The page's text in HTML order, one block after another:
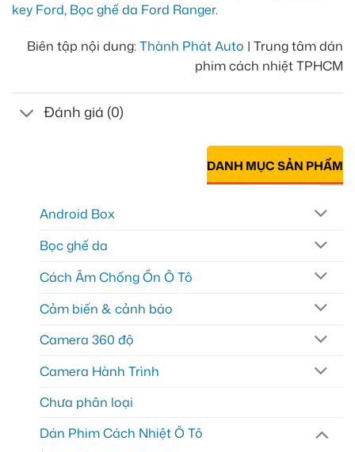
key Ford, Bọc ghế da Ford Ranger.
Biên tập nội dung:Thành Phát Auto | Trung tâm dán
phim cách nhiệt TPHCM
Đánh giá (0)
DANH MỤC SẢN PHẨM
Android Box
Bọc ghế da
Cách Âm Chống Ồn Ô Tô
Cảm biến & cảnh báo
Camera 360 độ
Camera Hành Trình
Chưa phân loại
Dán Phim Cách Nhiệt Ô Tô